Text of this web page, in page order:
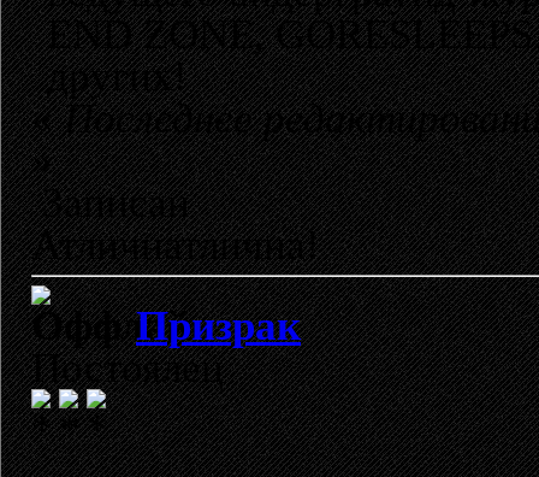
END ZONE,
других!
«Последнее
»
Записан
Атличнатлична!
Призрак
Постоялец